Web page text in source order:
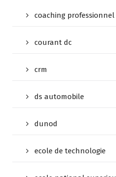
coaching professionnel
courant dc
crm
ds automobile
dunod
ecole de technologie